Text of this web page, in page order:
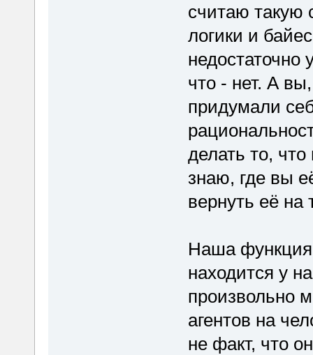
считаю такую
логики и
недостаточно
что - нет. А
придумали
делать то,
знаю, где вы
вернуть её на
Наша функция
находится у
произвольно
агентов на
не факт, что